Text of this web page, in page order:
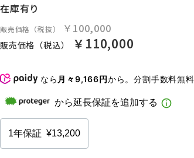
在庫有り
販売価格（税抜） ￥100,000
販売価格（税込） ￥110,000
なら 月々9,166円から。分割手数料無